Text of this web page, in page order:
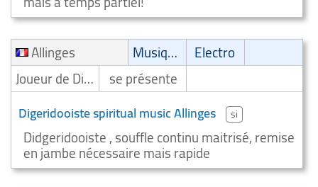
Allinges
Musique spirituelle
Electro
Joueur de Didgeridoo/Digeridooiste
se présente
Digeridooiste spiritual music Allinges si
Didgeridooiste , souffle continu maitrisé, remise
en jambe nécessaire mais rapide